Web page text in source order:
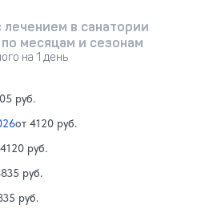
в санатории
месяцам и сезонам
на 1 день
руб.
от 4120 руб.
руб.
руб.
руб.